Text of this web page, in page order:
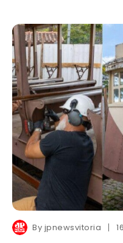
By jpnewsvitoria